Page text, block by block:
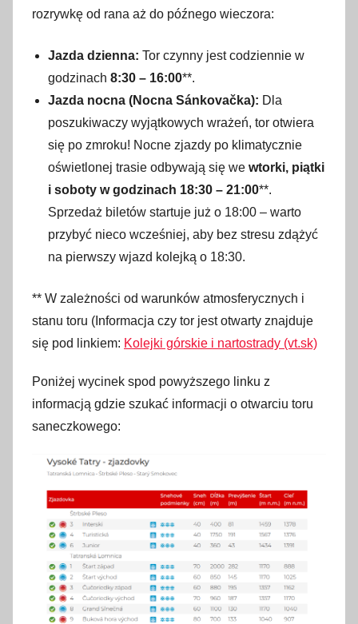
rozrywkę od rana aż do późnego wieczora:
Jazda dzienna: Tor czynny jest codziennie w
godzinach 8:30 – 16:00**.
Jazda nocna (Nocna Sánkovačka): Dla
poszukiwaczy wyjątkowych wrażeń, tor otwiera
się po zmroku! Nocne zjazdy po klimatycznie
oświetlonej trasie odbywają się we wtorki, piątki
i soboty w godzinach 18:30 – 21:00**.
Sprzedaż biletów startuje już o 18:00 – warto
przybyć nieco wcześniej, aby bez stresu zdążyć
na pierwszy wjazd kolejką o 18:30.
** W zależności od warunków atmosferycznych i
stanu toru (Informacja czy tor jest otwarty znajduje
się pod linkiem: Kolejki górskie i nartostrady (vt.sk)
Poniżej wycinek spod powyższego linku z
informacją gdzie szukać informacji o otwarciu toru
saneczkowego: